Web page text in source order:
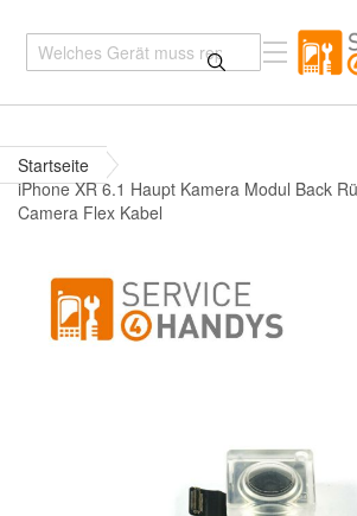
Startseite
iPhone XR 6.1 Haupt Kamera Modul Back
Camera Flex Kabel